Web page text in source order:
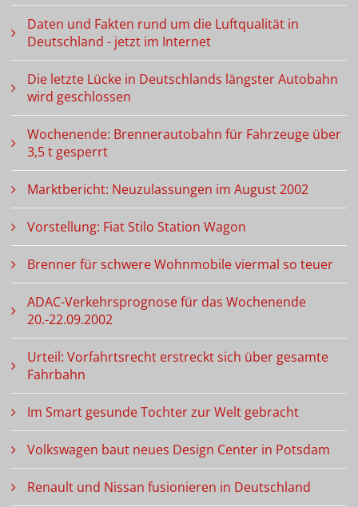
Daten und Fakten rund um die Luftqualität in
Deutschland - jetzt im Internet
Die letzte Lücke in Deutschlands längster Autobahn
wird geschlossen
Wochenende: Brennerautobahn für Fahrzeuge über
3,5 t gesperrt
Marktbericht: Neuzulassungen im August 2002
Vorstellung: Fiat Stilo Station Wagon
Brenner für schwere Wohnmobile viermal so teuer
ADAC-Verkehrsprognose für das Wochenende
20.-22.09.2002
Urteil: Vorfahrtsrecht erstreckt sich über gesamte
Fahrbahn
Im Smart gesunde Tochter zur Welt gebracht
Volkswagen baut neues Design Center in Potsdam
Renault und Nissan fusionieren in Deutschland